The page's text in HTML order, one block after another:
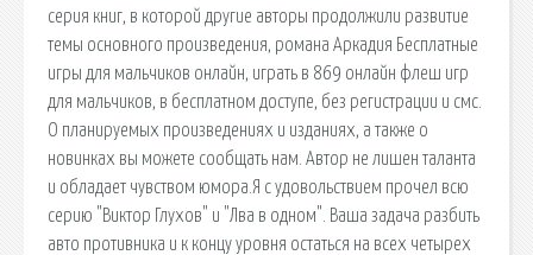
серия книг, в которой другие авторы продолжили развитие
темы основного произведения, романа Аркадия Бесплатные
игры для мальчиков онлайн, играть в 869 онлайн флеш игр
для мальчиков, в бесплатном доступе, без регистрации и смс.
О планируемых произведениях и изданиях, а также о
новинках вы можете сообщать нам. Автор не лишен таланта
и обладает чувством юмора.Я с удовольствием прочел всю
серию "Виктор Глухов" и "Лва в одном". Ваша задача разбить
авто противника и к концу уровня остаться на всех четырех